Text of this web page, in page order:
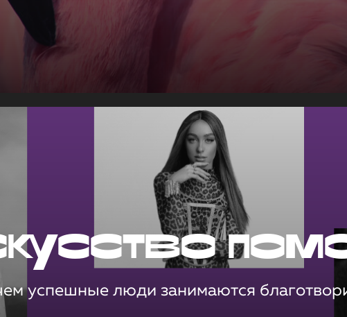
успешные люди занимаются